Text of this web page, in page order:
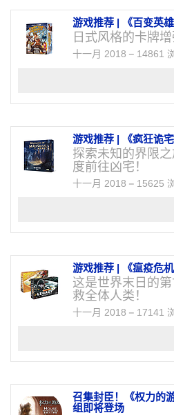
游戏推荐 | 《百变英
日式风格的卡牌
十一月 2018 14861
游戏推荐 | 《疯狂诡
探索未知的界限
度前往凶宅！
十一月 2018 15625
游戏推荐 | 《瘟疫危
这是世界末日的
救全体人类！
十一月 2018 17141
召集封臣！《权力的
组即将登场